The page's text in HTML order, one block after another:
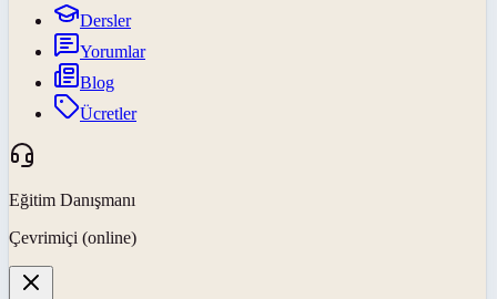
Dersler
Yorumlar
Blog
Ücretler
Eğitim Danışmanı
Çevrimiçi (online)